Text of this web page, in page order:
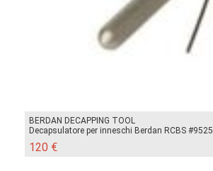
BERDAN DECAPPING TOOL
Decapsulatore per inneschi Berdan RCBS
120 €